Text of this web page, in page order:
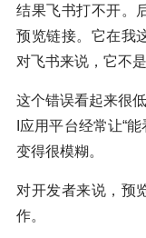
结果飞书打不开。
预览链接。它在我
对飞书来说，它不
这个错误看起来很
I应用平台经常让“
变得很模糊。
对开发者来说，预
作。